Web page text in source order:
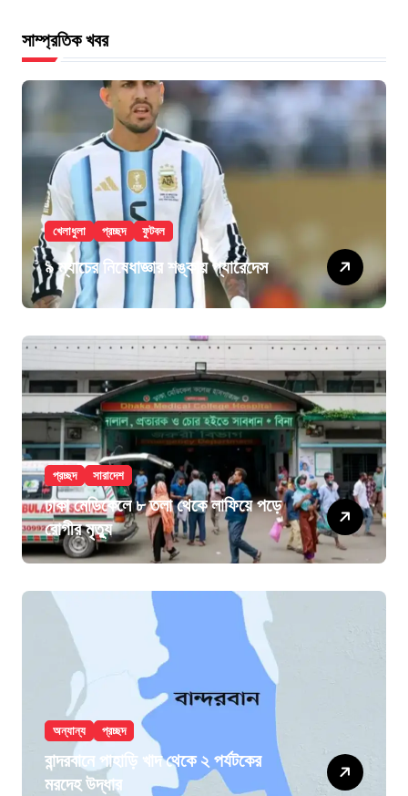
সাম্প্রতিক খবর
খেলাধুলা প্রচ্ছদ ফুটবল
৯ ম্যাচের নিষেধাজ্ঞার শঙ্কায় প্যারেদেস
প্রচ্ছদ সারাদেশ
ঢাকা মেডিকেলে ৮ তলা থেকে লাফিয়ে পড়ে
রোগীর মৃত্যু
অন্যান্য প্রচ্ছদ
বান্দরবানে পাহাড়ি খাদ থেকে ২ পর্যটকের
মরদেহ উদ্ধার